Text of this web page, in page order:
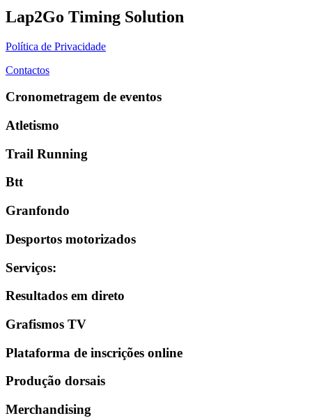
Lap2Go Timing Solution
Política de Privacidade
Contactos
Cronometragem de eventos
Atletismo
Trail Running
Btt
Granfondo
Desportos motorizados
Serviços:
Resultados em direto
Grafismos TV
Plataforma de inscrições online
Produção dorsais
Merchandising